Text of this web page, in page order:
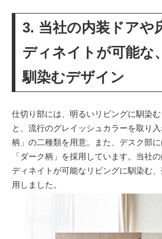
3. 当社の内装ドアや
ディネイトが可能な
馴染むデザイン
仕切り部には、明るいリビングに馴染む
と、流行のグレイッシュカラーを取り
柄」の二種類を用意。また、デスク部
「ダーク柄」を採用しています。当社
ディネイトが可能なリビングに馴染む
用しました。